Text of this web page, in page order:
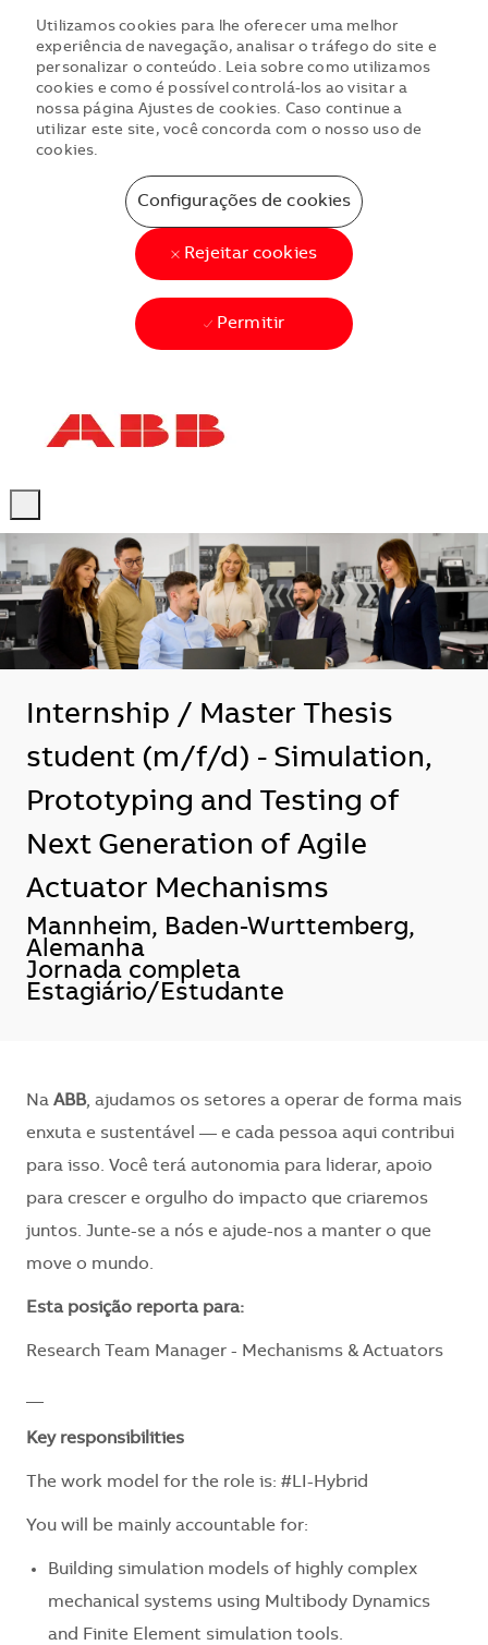
Utilizamos cookies para lhe oferecer uma melhor
experiência de navegação, analisar o tráfego do site e
personalizar o conteúdo. Leia sobre como utilizamos
cookies e como é possível controlá-los ao visitar a
nossa página Ajustes de cookies. Caso continue a
utilizar este site, você concorda com o nosso uso de
cookies.
Configurações de cookies
Rejeitar cookies
Permitir
Internship / Master Thesis
student (m/f/d) - Simulation,
Prototyping and Testing of
Next Generation of Agile
Actuator Mechanisms
Localização
Mannheim, Baden-Wurttemberg,
Alemanha
Jornada completa
Estagiário/Estudante
Na ABB, ajudamos os setores a operar de forma mais
enxuta e sustentável — e cada pessoa aqui contribui
para isso. Você terá autonomia para liderar, apoio
para crescer e orgulho do impacto que criaremos
juntos. Junte-se a nós e ajude-nos a manter o que
move o mundo.
​Esta posição reporta para:
Research Team Manager - Mechanisms & Actuators
Key responsibilities
The work model for the role is: #LI-Hybrid
You will be mainly accountable for:
Building simulation models of highly complex
mechanical systems using Multibody Dynamics
and Finite Element simulation tools.